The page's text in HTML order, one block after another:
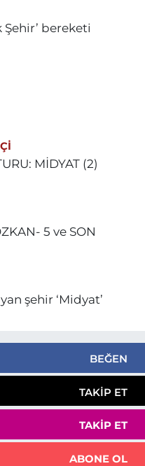
Şehir’ bereketi
MİDYAT (2)
Doktor Nihat ÖZKAN- 5 ve SON
şehir ‘Midyat’
BEĞEN
TAKIP ET
TAKIP ET
ABONE OL